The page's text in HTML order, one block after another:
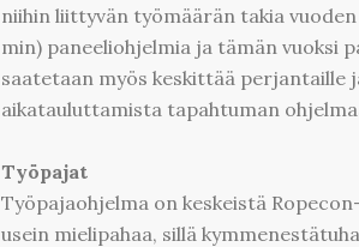
niihin liittyvän työmäärän takia
min) paneeliohjelmia ja tämän vuoksi
saatetaan myös keskittää perjantaille
aikatauluttamista tapahtuman
Työpajat
Työpajaohjelma on keskeistä
usein mielipahaa, sillä